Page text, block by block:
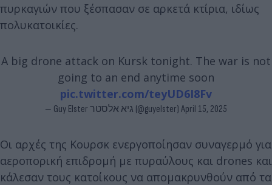
πυρκαγιών που ξέσπασαν σε αρκετά κτίρια, ιδίως
πολυκατοικίες.
A big drone attack on Kursk tonight. The war is not
going to an end anytime soon
pic.twitter.com/teyUD6I8Fv
— Guy Elster גיא אלסטר (@guyelster) April 15, 2025
Οι αρχές της Κουρσκ ενεργοποίησαν συναγερμό για
αεροπορική επιδρομή με πυραύλους και drones και
κάλεσαν τους κατοίκους να απομακρυνθούν από τα